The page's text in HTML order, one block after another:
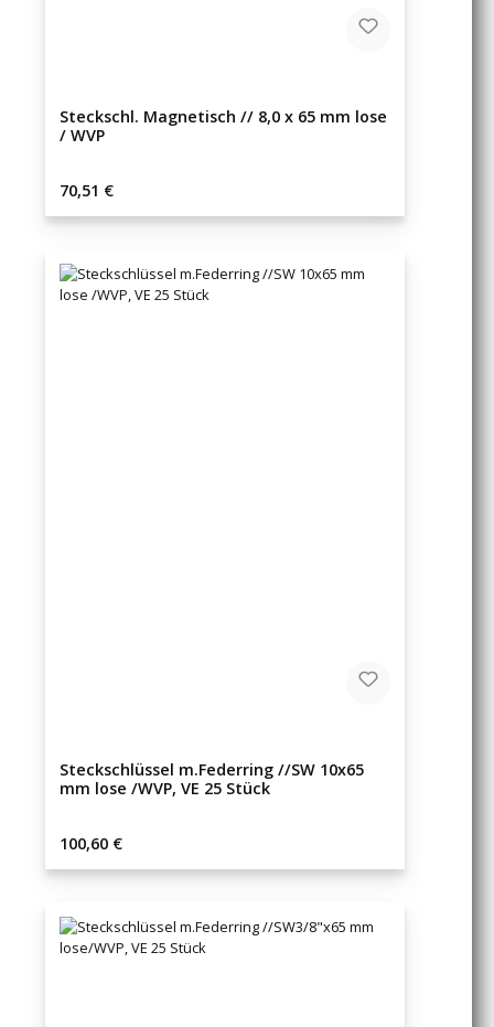
Steckschl. Magnetisch // 8,0 x 65 mm lose
/ WVP
Regulärer Preis:
70,51 €
Steckschlüssel m.Federring //SW 10x65
mm lose /WVP, VE 25 Stück
Regulärer Preis:
100,60 €